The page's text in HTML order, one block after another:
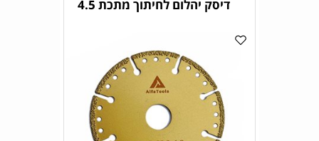
דיסק יהלום לחיתוך מתכת 4.5